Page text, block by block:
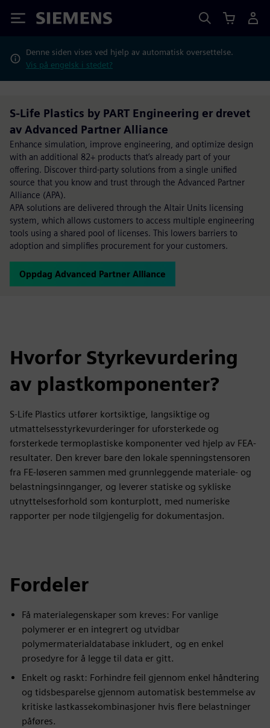
Siemens
Denne siden vises ved hjelp av automatisk oversettelse.
Vis på engelsk i stedet?
S-Life Plastics by PART Engineering er drevet
av Advanced Partner Alliance
Enhance simulation, improve engineering, and optimize design
with an additional 82+ products that’s already part of your
offering. Discover third-party solutions from a single unified
source that you know and trust through the Advanced Partner
Alliance (APA).
APA solutions are delivered through the Altair Units licensing
system, which allows customers to access multiple engineering
tools using a shared pool of licenses. This lowers barriers to
adoption and simplifies procurement for your customers.
Oppdag Advanced Partner Alliance
Hvorfor Styrkevurdering
av plastkomponenter?
S-Life Plastics utfører kortsiktige, langsiktige og
utmattelsesstyrkevurderinger for uforsterkede og
forsterkede termoplastiske komponenter ved hjelp av FEA-
resultater. Den krever bare den lokale spenningstensoren
fra FE-løseren sammen med grunnleggende materiale- og
belastningsinnganger, og leverer statiske og sykliske
utnyttelsesforhold som konturplott, med numeriske
rapporter per node tilgjengelig for dokumentasjon.
Fordeler
Få materialegenskaper som kreves: For vanlige
polymerer er en integrert og utvidbar
polymermaterialdatabase inkludert, og en enkel
prosedyre for å legge til data er gitt.
Enkelt og raskt: Forhindre feil gjennom enkel håndtering
og tidsbesparelse gjennom automatisk bestemmelse av
kritiske lastkassekombinasjoner hvis flere belastninger
påføres.